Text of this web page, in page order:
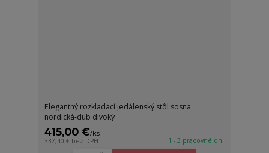
Elegantný rozkladací jedálenský stôl sosna
nordická-dub divoký
415,00 €/ks
337,40 € bez DPH 1 - 3 pracovné dni